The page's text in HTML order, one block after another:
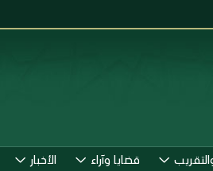
قضايا وآراء الأخبار